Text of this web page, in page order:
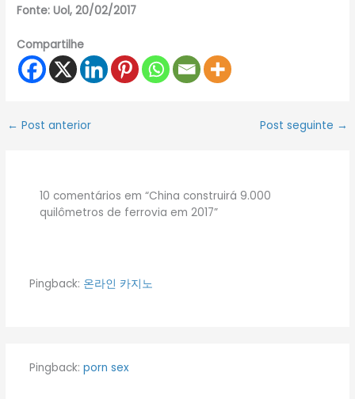
Fonte: Uol, 20/02/2017
Compartilhe
← Post anterior Post seguinte →
10 comentários em “China construirá 9.000
quilômetros de ferrovia em 2017”
Pingback: 온라인 카지노
Pingback: porn sex